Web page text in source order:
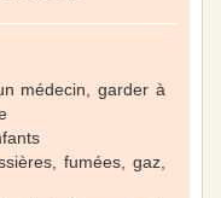
médecin, garder à
fumées, gaz,